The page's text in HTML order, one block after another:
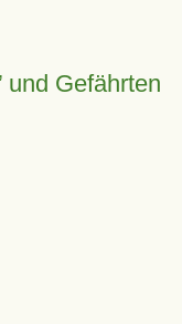
und Gefährten